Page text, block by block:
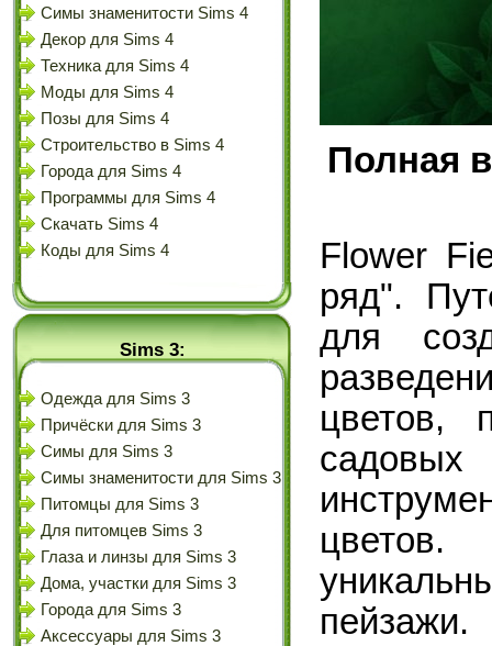
Симы знаменитости Sims 4
Декор для Sims 4
Техника для Sims 4
Моды для Sims 4
Позы для Sims 4
Строительство в Sims 4
Города для Sims 4
Программы для Sims 4
Скачать Sims 4
Коды для Sims 4
Sims 3:
Одежда для Sims 3
Причёски для Sims 3
Симы для Sims 3
Симы знаменитости для Sims 3
Питомцы для Sims 3
Для питомцев Sims 3
Глаза и линзы для Sims 3
Дома, участки для Sims 3
Города для Sims 3
Аксессуары для Sims 3
Полная
Flower
ряд".
для
цветов,
пейзажи.